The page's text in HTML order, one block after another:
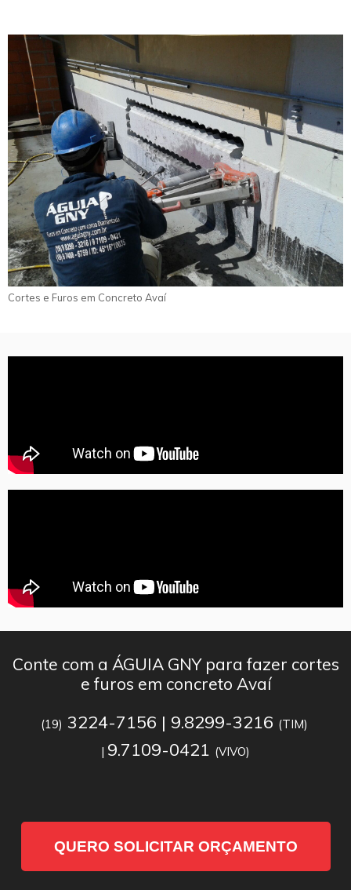
Cortes e Furos em Concreto Avaí
Conte com a ÁGUIA GNY para fazer cortes
e furos em concreto Avaí
(19) 3224-7156 | 9.8299-3216 (TIM)
| 9.7109-0421 (VIVO)
QUERO SOLICITAR ORÇAMENTO